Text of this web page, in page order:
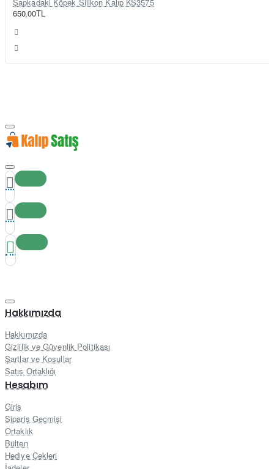
650,00TL
Hakkımızda
Hakkımızda
Gizlilik ve Güvenlik Politikası
Şartlar ve Koşullar
Satış Ortaklığı
Hesabım
Giriş
Sipariş Geçmişi
Ortaklık
Bülten
Hediye Çekleri